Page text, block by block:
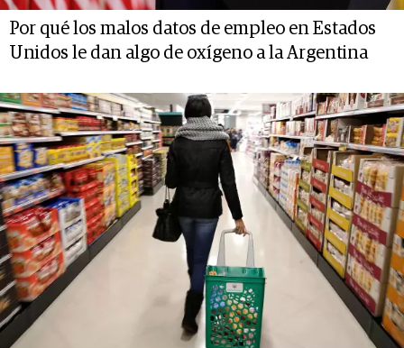
Por qué los malos datos de empleo en Estados
Unidos le dan algo de oxígeno a la Argentina